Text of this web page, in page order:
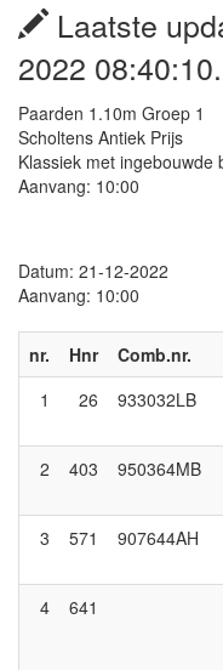
Laatste
2022 08:40:10.
Paarden 1.10m Groep 1
Scholtens Antiek Prijs
Klassiek met ingebouwde
Aanvang: 10:00
Datum: 21-12-2022
Aanvang: 10:00
nr. Hnr Comb.nr.
1
26 933032LB
2 403 950364MB
3
571 907644AH
4
641